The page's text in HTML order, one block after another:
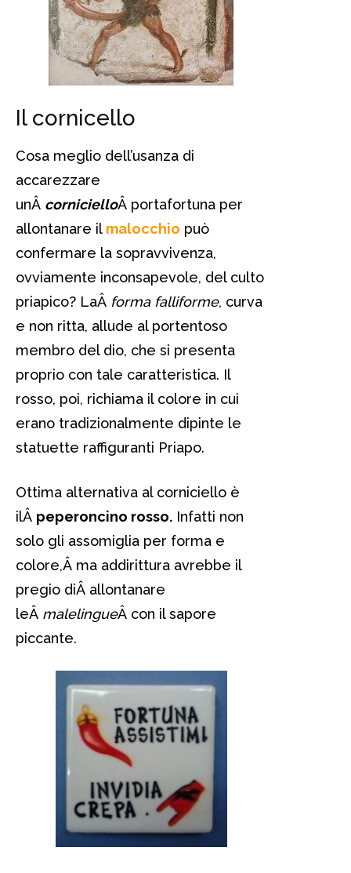
Il cornicello
Cosa meglio dell’usanza di
accarezzare
unÂ cornicielloÂ portafortuna per
allontanare il malocchio può
confermare la sopravvivenza,
ovviamente inconsapevole, del culto
priapico? LaÂ forma falliforme, curva
e non ritta, allude al portentoso
membro del dio, che si presenta
proprio con tale caratteristica. Il
rosso, poi, richiama il colore in cui
erano tradizionalmente dipinte le
statuette raffiguranti Priapo.
Ottima alternativa al corniciello è
ilÂ peperoncino rosso. Infatti non
solo gli assomiglia per forma e
colore,Â ma addirittura avrebbe il
pregio diÂ allontanare
leÂ malelingueÂ con il sapore
piccante.